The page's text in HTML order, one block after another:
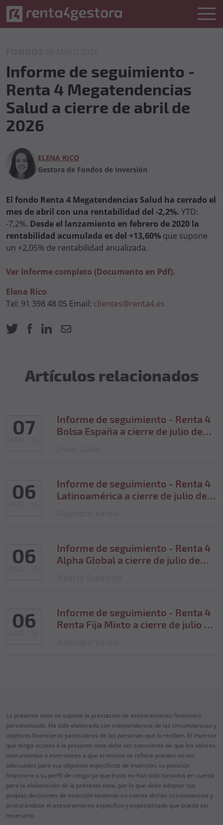
Informe de seguimiento -
Renta 4 Megatendencias
Salud a cierre de abril de
2026
ELENA RICO
Gestora de Fondos de Inversión
El fondo Renta 4 Megatendencias Salud ha cerrado el
mes de abril con una rentabilidad del -2,2%. YTD:
-7,2%. Desde el lanzamiento en febrero de 2020 la
rentabilidad acumulada es del +13,60% que supone
un +2,05% de rentabilidad anualizada.
Ver Informe completo (Documento en Pdf).
Elena Rico
Tel: 91 398 48 05 Email: clientes@renta4.es
Artículos relacionados
07
Informe de seguimiento - Renta 4
Bolsa España a cierre de julio de
06
Informe de seguimiento - Renta 4
Latinoamérica a cierre de julio de
06
Informe de seguimiento - Renta 4
Alpha Global a cierre de julio de
06
Informe de seguimiento - Renta 4
Renta Fija Mixto a cierre de julio de
La presente nota no supone la prestación de asesoramiento financiero
personalizado. Ha sido elaborado con independencia de las circunstancias y
objetivos financieros particulares de las personas que lo reciben. El inversor
que tenga acceso a la presente nota debe ser consciente de que los valores,
instrumentos o inversiones a que el mismo se refiere pueden no ser
adecuados para sus objetivos específicos de inversión, su posición
financiera o su perfil de riesgo ya que éstos no han sido tomados en cuenta
para la elaboración de la presente nota, por lo que debe adoptar sus
propias decisiones de inversión teniendo en cuenta dichas circunstancias y
procurándose el asesoramiento específico y especializado que pueda ser
necesario.